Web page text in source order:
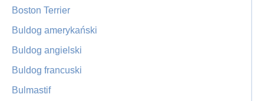
Boston Terrier
Buldog amerykański
Buldog angielski
Buldog francuski
Bulmastif